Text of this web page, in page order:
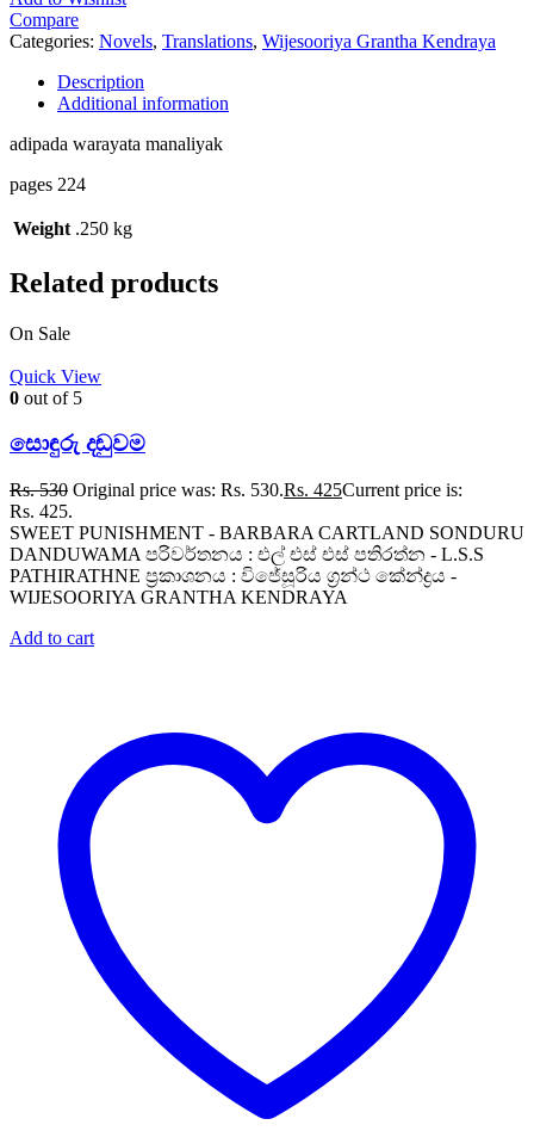
Compare
Categories: Novels, Translations, Wijesooriya Grantha Kendraya
Description
Additional information
adipada warayata manaliyak
pages 224
Weight .250 kg
Related products
On Sale
Quick View
0 out of 5
සොඳුරු දඬුවම
Rs.530 Original price was: Rs. 530.Rs. 425Current price is:
Rs. 425.
SWEET PUNISHMENT - BARBARA CARTLAND SONDURU
DANDUWAMA පරිවර්තනය : එල් එස් එස් පතිරත්න - L.S.S
PATHIRATHNE ප්‍රකාශනය : විජේසූරිය ග්‍රන්ථ කේන්ද්‍රය -
WIJESOORIYA GRANTHA KENDRAYA
Add to cart